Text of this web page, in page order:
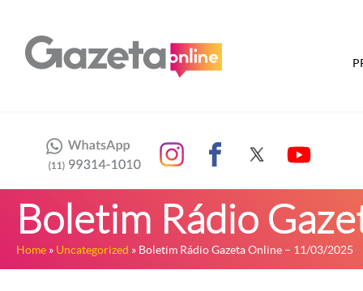
Boletim Rádio
Home » Uncategorized » Boletim Rádio Gazeta Online – 11/03/2025